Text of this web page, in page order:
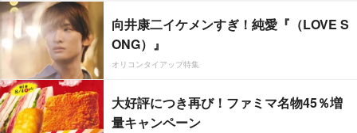
向井康二イケメンすぎ！純愛『（LOVE S
ONG）』
オリコンタイアップ特集
大好評につき再び！ファミマ名物45％増
量キャンペーン